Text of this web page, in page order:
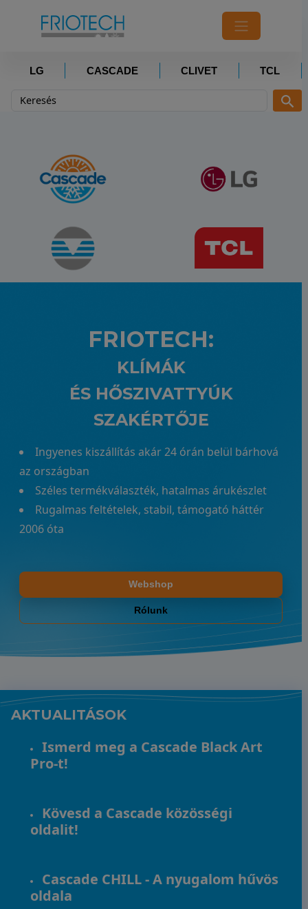
LG CASCADE CLIVET TCL
FRIOTECH:
KLÍMÁK
ÉS HŐSZIVATTYÚK
SZAKÉRTŐJE
Ingyenes kiszállítás akár 24 órán belül bárhová
az országban
Széles termékválaszték, hatalmas árukészlet
Rugalmas feltételek, stabil, támogató háttér
2006 óta
Webshop
Rólunk
AKTUALITÁSOK
Ismerd meg a Cascade Black Art
Pro-t!
Kövesd a Cascade közösségi
oldalit!
Cascade CHILL - A nyugalom hűvös
oldala